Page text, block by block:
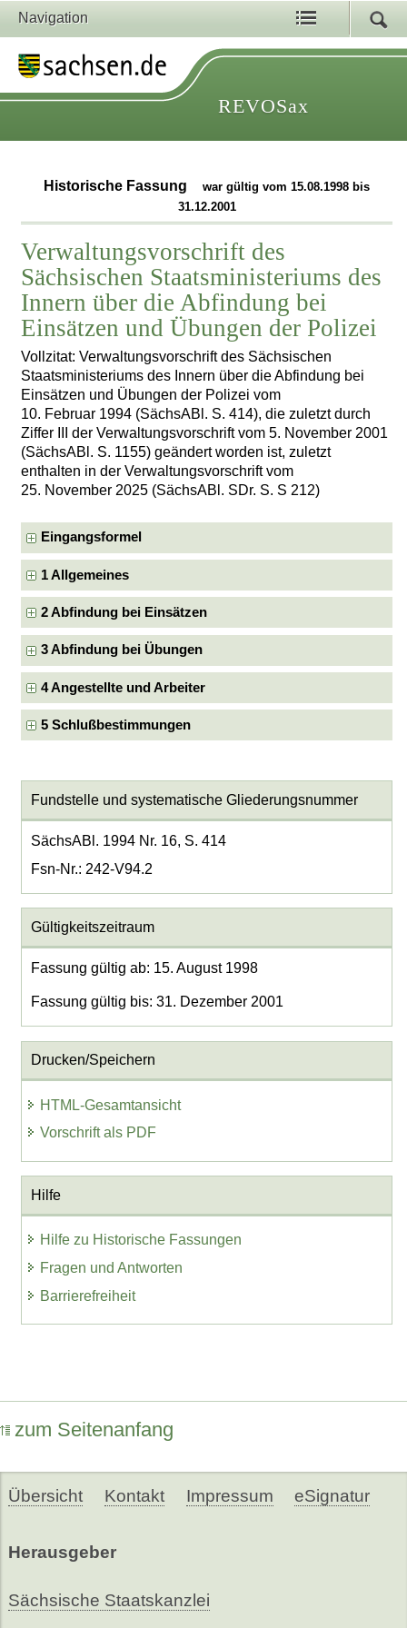
Navigation
REVOSax
Historische Fassung
war gültig vom 15.08.1998 bis
31.12.2001
Verwaltungsvorschrift des
Sächsischen Staatsministeriums des
Innern über die Abfindung bei
Einsätzen und Übungen der Polizei
Vollzitat: Verwaltungsvorschrift des Sächsischen
Staatsministeriums des Innern über die Abfindung bei
Einsätzen und Übungen der Polizei vom
10. Februar 1994 (SächsABl. S. 414), die zuletzt durch
Ziffer III der Verwaltungsvorschrift vom 5. November 2001
(SächsABl. S. 1155) geändert worden ist, zuletzt
enthalten in der Verwaltungsvorschrift vom
25. November 2025 (SächsABl. SDr. S. S 212)
Eingangsformel
1 Allgemeines
2 Abfindung bei Einsätzen
3 Abfindung bei Übungen
4 Angestellte und Arbeiter
5 Schlußbestimmungen
Fundstelle und systematische Gliederungsnummer
SächsABl. 1994 Nr. 16, S. 414
Fsn-Nr.: 242-V94.2
Gültigkeitszeitraum
Fassung gültig ab: 15. August 1998
Fassung gültig bis: 31. Dezember 2001
Drucken/Speichern
HTML-Gesamtansicht
Vorschrift als PDF
Hilfe
Hilfe zu Historische Fassungen
Fragen und Antworten
Barrierefreiheit
zum Seitenanfang
Übersicht Kontakt Impressum eSignatur
Herausgeber
Sächsische Staatskanzlei